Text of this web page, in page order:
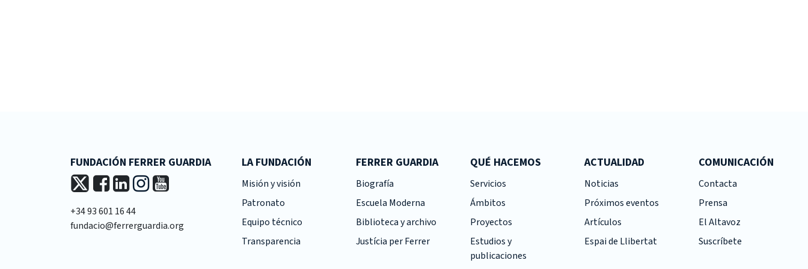
FUNDACIÓN FERRER GUARDIA
+34 93 601 16 44
fundacio@ferrerguardia.org
LA FUNDACIÓN
Misión y visión
Patronato
Equipo técnico
Transparencia
FERRER GUARDIA
Biografía
Escuela Moderna
Biblioteca y archivo
Justícia per Ferrer
QUÉ HACEMOS
Servicios
Ámbitos
Proyectos
Estudios y
publicaciones
ACTUALIDAD
Noticias
Próximos eventos
Artículos
Espai de Llibertat
COMUNICACIÓN
Contacta
Prensa
El Altavoz
Suscríbete